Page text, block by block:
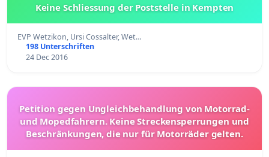
Keine Schliessung der Poststelle in Kempten
EVP Wetzikon, Ursi Cossalter, Wet…
198 Unterschriften
24 Dec 2016
Petition gegen Ungleichbehandlung von Motorrad-
und Mopedfahrern. Keine Streckensperrungen und
Beschränkungen, die nur für Motorräder gelten.